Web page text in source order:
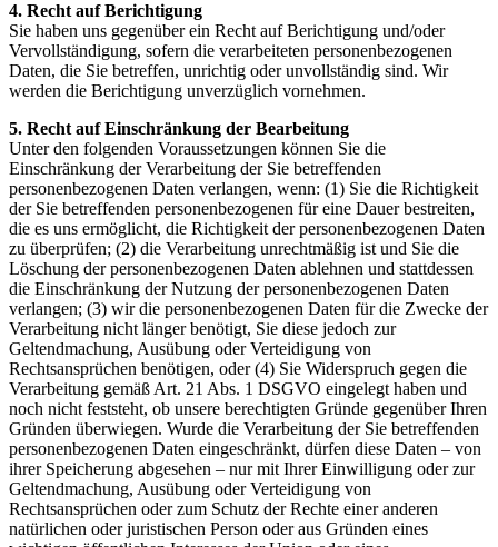
4. Recht auf Berichtigung
Sie haben uns gegenüber ein Recht auf Berichtigung und/oder
Vervollständigung, sofern die verarbeiteten personenbezogenen
Daten, die Sie betreffen, unrichtig oder unvollständig sind. Wir
werden die Berichtigung unverzüglich vornehmen.
5. Recht auf Einschränkung der Bearbeitung
Unter den folgenden Voraussetzungen können Sie die
Einschränkung der Verarbeitung der Sie betreffenden
personenbezogenen Daten verlangen, wenn: (1) Sie die Richtigkeit
der Sie betreffenden personenbezogenen für eine Dauer bestreiten,
die es uns ermöglicht, die Richtigkeit der personenbezogenen Daten
zu überprüfen; (2) die Verarbeitung unrechtmäßig ist und Sie die
Löschung der personenbezogenen Daten ablehnen und stattdessen
die Einschränkung der Nutzung der personenbezogenen Daten
verlangen; (3) wir die personenbezogenen Daten für die Zwecke der
Verarbeitung nicht länger benötigt, Sie diese jedoch zur
Geltendmachung, Ausübung oder Verteidigung von
Rechtsansprüchen benötigen, oder (4) Sie Widerspruch gegen die
Verarbeitung gemäß Art. 21 Abs. 1 DSGVO eingelegt haben und
noch nicht feststeht, ob unsere berechtigten Gründe gegenüber Ihren
Gründen überwiegen. Wurde die Verarbeitung der Sie betreffenden
personenbezogenen Daten eingeschränkt, dürfen diese Daten – von
ihrer Speicherung abgesehen – nur mit Ihrer Einwilligung oder zur
Geltendmachung, Ausübung oder Verteidigung von
Rechtsansprüchen oder zum Schutz der Rechte einer anderen
natürlichen oder juristischen Person oder aus Gründen eines